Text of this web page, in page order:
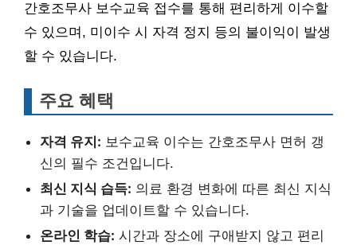
간호조무사 보수교육 접수를 통해 편리하게 이수할
수 있으며, 미이수 시 자격 정지 등의 불이익이 발생
할 수 있습니다.
주요 혜택
자격 유지: 보수교육 이수는 간호조무사 면허 갱
신의 필수 조건입니다.
최신 지식 습득: 의료 환경 변화에 따른 최신 지식
과 기술을 업데이트할 수 있습니다.
온라인 학습: 시간과 장소에 구애받지 않고 편리